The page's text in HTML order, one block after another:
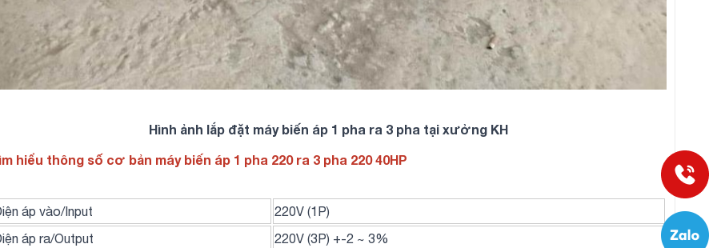
Hình ảnh lắp đặt máy biến áp 1 pha ra 3 pha tại xưởng KH
hiểu thông số cơ bản máy biến áp 1 pha 220 ra 3 pha 220 40HP
áp vào/Input
220V (1P)
áp ra/Output
220V (3P) +-2 ~ 3%